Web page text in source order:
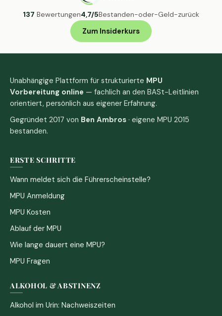
137 Bewertungen4,7/5Bestanden-oder-Geld-zurück
Zum Insiderkurs
Unabhängige Plattform für strukturierte MPU
Vorbereitung online — fachlich an den BASt-Leitlinien
orientiert, persönlich aus eigener Erfahrung.
Gegründet 2017 von Ben Ambros · eigene MPU 2015
bestanden.
ERSTE SCHRITTE
Wann meldet sich die Führerscheinstelle?
MPU Anmeldung
MPU Kosten
Ablauf der MPU
Wie lange dauert eine MPU?
MPU Fragen
ALKOHOL & ABSTINENZ
Alkohol im Urin: Nachweiszeiten